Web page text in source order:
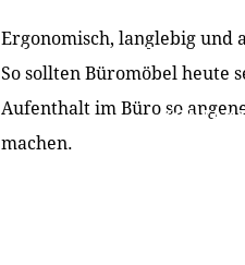
PRODUKTE ÜBER UNS
Ergonomisch, langlebig und
So sollten Büromöbel heute
Aufenthalt im Büro so
machen.